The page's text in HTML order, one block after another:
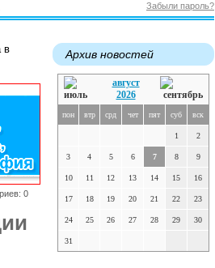
Забыли пароль?
в
0
Архив новостей
август
2026
пон втр срд чет пят суб вск
1 2
3 4 5 6 7 8 9
10 11 12 13 14 15 16
17 18 19 20 21 22 23
24 25 26 27 28 29 30
31